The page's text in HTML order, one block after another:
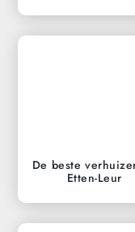
De beste
Etten-Leur